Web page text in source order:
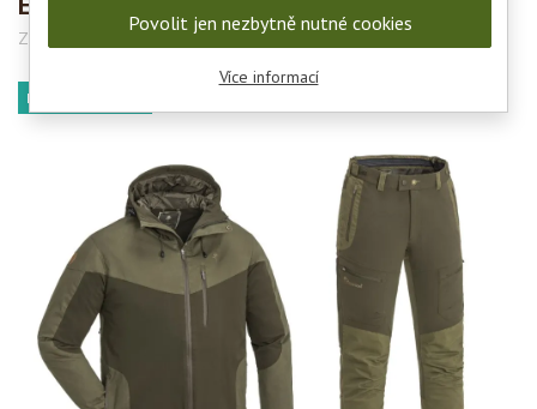
Značka: Kód: 5300/5302-723
DOPRAVA ZDARMA
Povolit jen nezbytně nutné cookies
Více informací